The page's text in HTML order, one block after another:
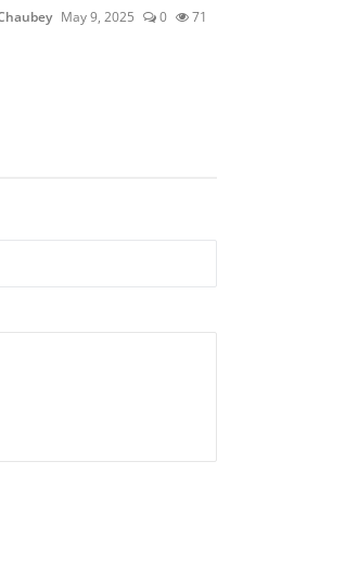
May 9, 2025 0 71